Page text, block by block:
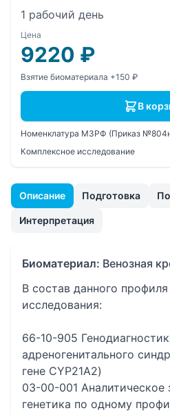
Описание Подготовка
Интерпретация
Биоматериал: Венозная
В состав данного
исследования:
66-10-905
адреногенитального
гене CYP21A2)
03-00-001 Аналитическое
генетика по одному
1 рабочий день
Цена
9220 ₽
Взятие биоматериала +150 ₽
В
Номенклатура МЗРФ (Приказ
Комплексное исследование